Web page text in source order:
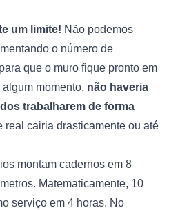
um limite! Não podemos
o número de
que o muro fique pronto em
momento, não haveria
trabalharem de forma
real cairia drasticamente ou até
montam cadernos em 8
Matematicamente, 10
serviço em 4 horas. No